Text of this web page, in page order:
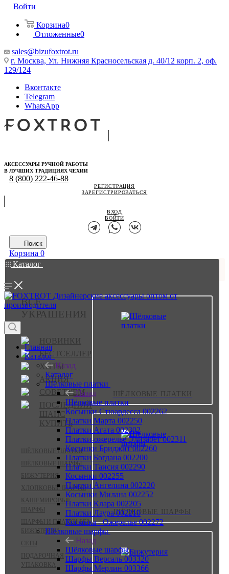
Войти
Корзина0
Отложенные0
sales@bizufoxtrot.ru
г. Москва, Ул. Нижняя Красносельская д. 40/12 корп. 2, оф.
129/124
Вконтакте
Telegram
WhatsApp
АКСЕССУАРЫ РУЧНОЙ РАБОТЫ
В ЛУЧШИХ ТРАДИЦИЯХ ЧЕХИИ
8 (800) 222-46-88
РЕГИСТРАЦИЯ
ЗАРЕГИСТРИРОВАТЬСЯ
ВХОД
ВОЙТИ
Поиск
Корзина 0
Каталог
ВСЕ
УКРАШЕНИЯ
НОВИНКИ
БЕСТСЕЛЛЕР
ХИТЫ
АКЦИЯ
СОВЕТУЕМ
ПОСЛЕДНИЙ
ШАНС
КУПИТЬ
ШЁЛКОВЫЕ ПЛАТКИ
ШЁЛКОВЫЕ ШАРФЫ
БИЖУТЕРИЯ
ХЛОПКОВЫЕ ШАРФЫ
КАШЕМИРОВЫЕ
ШАРФЫ
ШАРФЫ И ПЛАТКИ БЕЗ
БИЖУТЕРИИ
СЕТЫ
ПОДАРОЧНАЯ
УПАКОВКА
ШЁЛКОВЫЕ ПЛАТКИ
ШЁЛКОВЫЕ ШАРФЫ
Главная
Каталог
Назад
Каталог
Шёлковые платки
Назад
Шёлковые платки
Косынки Стюардесса 002262
Платки Марта 002250
Платки Агата 002302
Платки-ожерелье Элизабет 002311
Косынки Бриджит 002260
Платки Богдана 002200
Платки Таисия 002290
Косынки 002255
Платки Ангелина 002220
Косынки Милана 002252
Платки Клара 002205
Платки Лаура 002210
Косынка - Ожерелье 002272
Шёлковые шарфы
Назад
Шёлковые шарфы
Шарфы Версаль 003320
Шарфы Мерлин 003366